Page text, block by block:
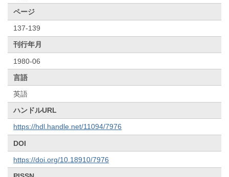
ページ
137-139
刊行年月
1980-06
言語
英語
ハンドルURL
https://hdl.handle.net/11094/7976
DOI
https://doi.org/10.18910/7976